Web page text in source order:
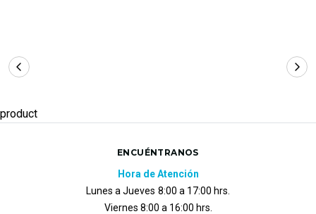
product
ENCUÉNTRANOS
Hora de Atención
Lunes a Jueves 8:00 a 17:00 hrs.
Viernes 8:00 a 16:00 hrs.